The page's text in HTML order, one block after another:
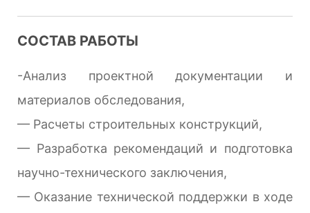
СОСТАВ РАБОТЫ
-Анализ проектной документации и
материалов обследования,
— Расчеты строительных конструкций,
— Разработка рекомендаций и подготовка
научно-технического заключения,
— Оказание технической поддержки в ходе